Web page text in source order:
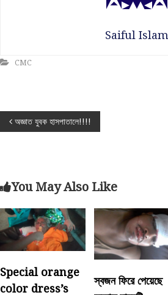
Saiful Islam
CMC
P
s
t
n
a
v
অজ্ঞাত যুবক হাসপাতালে!!!!
You May Also Like
Special orange
color dress’s
স্বজন ফিরে পেয়েছে